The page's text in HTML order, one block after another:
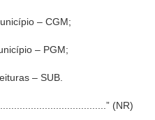
– CGM;
– PGM;
– SUB.
(NR)